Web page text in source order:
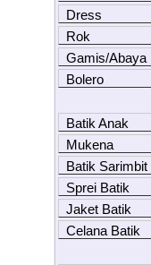
Dress
Rok
Gamis/Abaya
Bolero
Batik Anak
Mukena
Batik Sarimbit
Sprei Batik
Jaket Batik
Celana Batik